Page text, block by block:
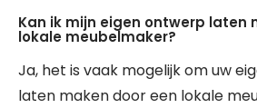
Kan ik mijn eigen ontwerp laten
lokale meubelmaker?
Ja, het is vaak mogelijk om uw
laten maken door een lokale